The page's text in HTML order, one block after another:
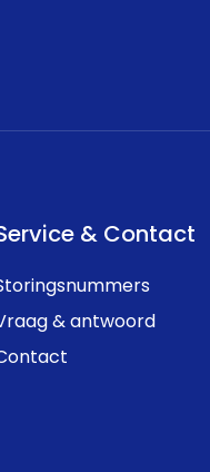
& Contact
& antwoord